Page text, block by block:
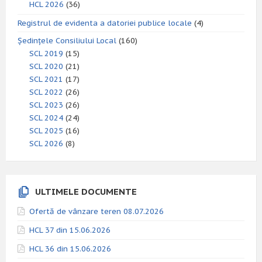
HCL 2026 (36)
Registrul de evidenta a datoriei publice locale (4)
Ședințele Consiliului Local (160)
SCL 2019 (15)
SCL 2020 (21)
SCL 2021 (17)
SCL 2022 (26)
SCL 2023 (26)
SCL 2024 (24)
SCL 2025 (16)
SCL 2026 (8)
ULTIMELE DOCUMENTE
Ofertă de vânzare teren 08.07.2026
HCL 37 din 15.06.2026
HCL 36 din 15.06.2026